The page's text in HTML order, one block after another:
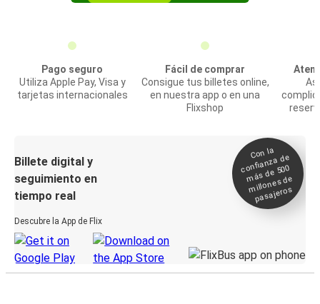
Pago seguro
Utiliza Apple Pay, Visa y
tarjetas internacionales
Fácil de comprar
Consigue tus billetes online,
en nuestra app o en una
Flixshop
Billete digital y
seguimiento en
tiempo real
Descubre la App de Flix
Con la
confianza de
más de 500
millones de
pasajeros